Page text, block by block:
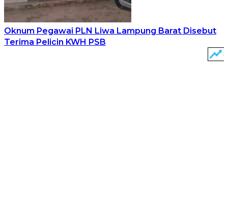
Oknum Pegawai PLN Liwa Lampung Barat Disebut
Terima Pelicin KWH PSB